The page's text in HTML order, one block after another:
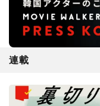
連載